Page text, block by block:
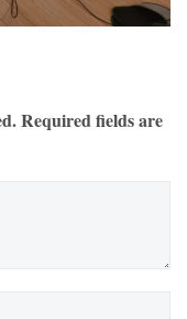
Required fields are